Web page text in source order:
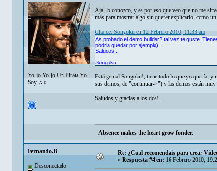
Yo-jo Yo-jo Un Pirata Yo
Soy ♫♫
Ajá, lo conozco, y es por eso que veo que no me
más para mostrar algo sin querer explicarlo, como
Cita de: Songoku en 12 Febrero 2010, 11:33 am
As probado el demo builder? tal vez te guste.
podria quedar por ejemplo).
Saludos...
Songoku
Está genial Songoku!, tiene todo lo que yo quería, y
sus demos, de "continuar->") y las demos están
Saludos y gracias a los dos!.
Absence makes the heart grow fonder.
Fernando.B
Desconectado
Re: ¿Cual recomendais para crear
«Respuesta #4 en:16 Febrero 2010,